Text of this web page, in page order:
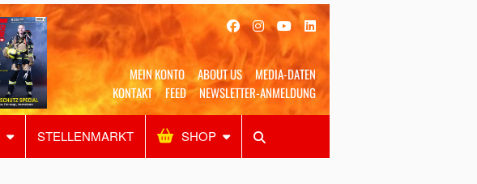
MEIN KONTO ABOUT US
MEDIA-DATEN
KONTAKT
FEED NEWSLETTER-ANMELDUNG
STELLENMARKT SHOP
Alles Shop SUCHEN